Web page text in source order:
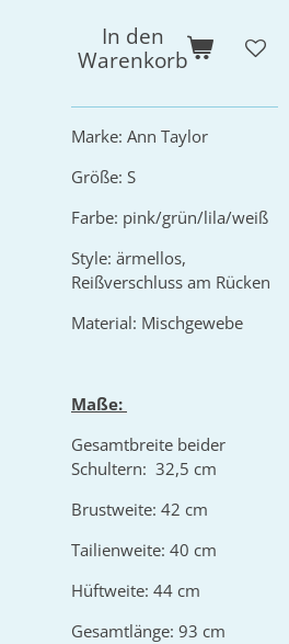
In den
Warenkorb
Marke: Ann Taylor
Größe: S
Farbe: pink/grün/lila/weiß
Style: ärmellos,
Reißverschluss am Rücken
Material: Mischgewebe
Maße:
Gesamtbreite beider
Schultern: 32,5 cm
Brustweite: 42 cm
Tailienweite: 40 cm
Hüftweite: 44 cm
Gesamtlänge: 93 cm